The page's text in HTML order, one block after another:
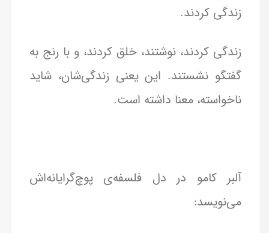
زندگی کردند.
زندگی کردند، نوشتند، خلق کردند، و با رنج به
گفتگو نشستند. این یعنی زندگی‌شان، شاید
ناخواسته، معنا داشته است.
آلبر کامو در دل فلسفه‌ی پوچ‌گرایانه‌اش
می‌نویسد: